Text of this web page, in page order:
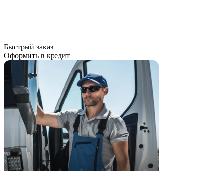
Быстрый заказ
Оформить в кредит